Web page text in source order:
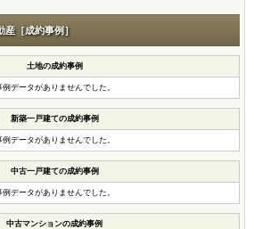
［成約事例］
土地の成約事例
データがありませんでした。
新築一戸建ての成約事例
データがありませんでした。
中古一戸建ての成約事例
データがありませんでした。
中古マンションの成約事例